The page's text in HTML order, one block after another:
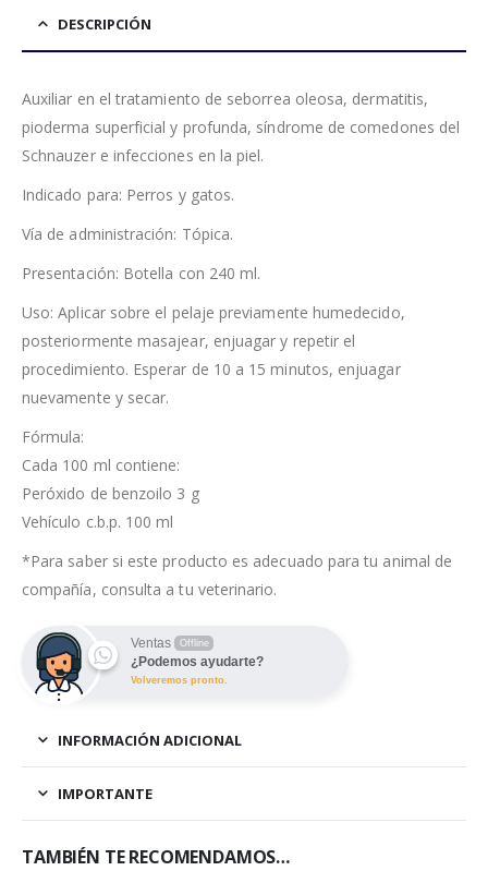
DESCRIPCIÓN
Auxiliar en el tratamiento de seborrea oleosa, dermatitis,
pioderma superficial y profunda, síndrome de comedones del
Schnauzer e infecciones en la piel.
Indicado para: Perros y gatos.
Vía de administración: Tópica.
Presentación: Botella con 240 ml.
Uso: Aplicar sobre el pelaje previamente humedecido,
posteriormente masajear, enjuagar y repetir el
procedimiento. Esperar de 10 a 15 minutos, enjuagar
nuevamente y secar.
Fórmula:
Cada 100 ml contiene:
Peróxido de benzoilo 3 g
Vehículo c.b.p. 100 ml
*Para saber si este producto es adecuado para tu animal de
compañía, consulta a tu veterinario.
Ventas Offline
¿Podemos ayudarte?
Volveremos pronto.
INFORMACIÓN ADICIONAL
IMPORTANTE
TAMBIÉN TE RECOMENDAMOS…